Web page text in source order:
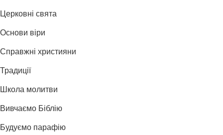
Церковні свята
Основи віри
Справжні християни
Традиції
Школа молитви
Вивчаємо Біблію
Будуємо парафію